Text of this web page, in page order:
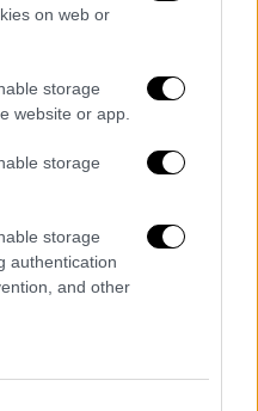
on web or
storage
website or app.
storage
storage
authentication
and other
για Λόπεζ και
στην πρεμιέρα
Woman»
τους, οι δύο
εγκάρδιοι